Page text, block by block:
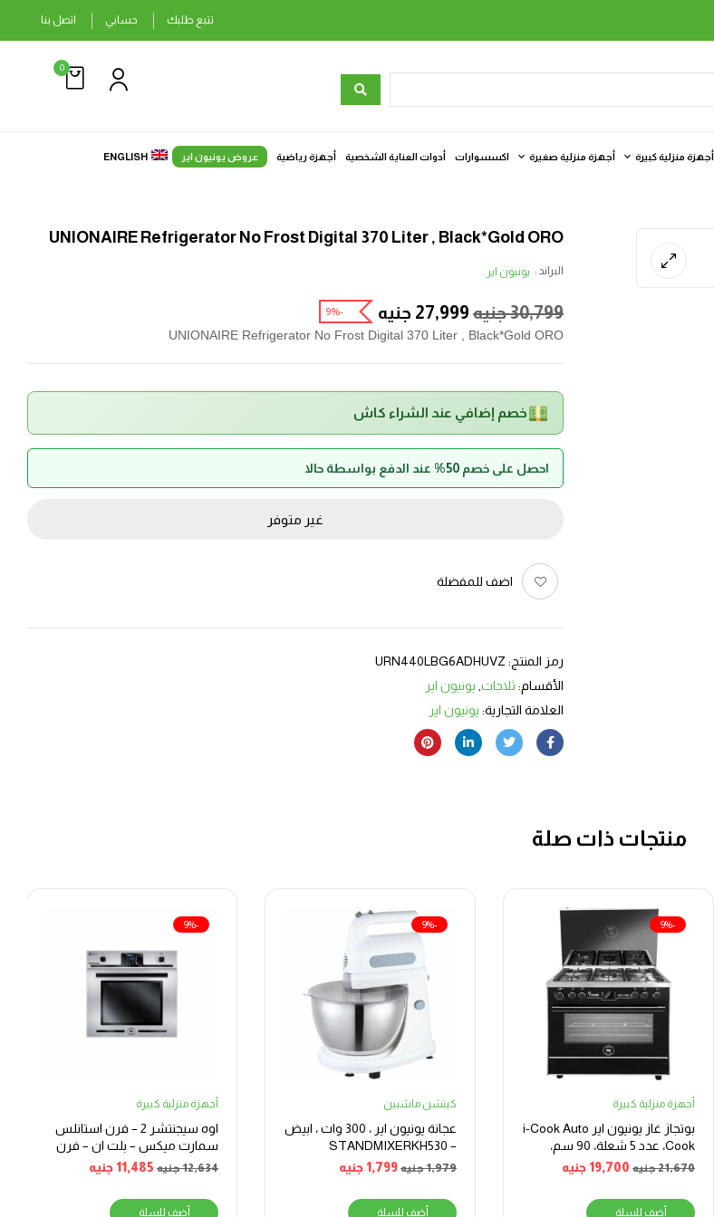
تتبع طلبك حسابي اتصل بنا
0
أجهزة منزلية كبيرة أجهزة منزلية صغيرة اكسسوارات أدوات العناية الشخصية أجهزة رياضية عروض يونيون اير ENGLISH
UNIONAIRE Refrigerator No Frost Digital 370 Liter , Black*Gold ORO
البراند : يونيون اير
30,799جنيه 27,999 جنيه -9%
UNIONAIRE Refrigerator No Frost Digital 370 Liter , Black*Gold ORO
خصم إضافي عند الشراء كاش
احصل على خصم 50% عند الدفع بواسطة حالا
غير متوفر
اضف للمفضلة
رمز المنتج: URN440LBG6ADHUVZ
الأقسام: ثلاجات يونيون اير
العلامة التجارية: يونيون اير
منتجات ذات صلة
-9%
أجهزة منزلية كبيرة
بوتجاز غاز يونيون اير i-Cook Auto
Cook، عدد 5 شعلة، 90 سم،
ستانلس ستيل
21,670جنيه 19,700جنيه
أضف للسلة
-9%
كيتشن ماشيين
عجانة يونيون اير ، 300 وات ، ابيض
– STANDMIXERKH530
1,979جنيه 1,799جنيه
أضف للسلة
-9%
أجهزة منزلية كبيرة
اوه سيجنتشر 2 – فرن استانلس
سمارت ميكس – بلت ان – فرن
بشواية – غاز – 70 لتر –
12,634جنيه 11,485جنيه
أضف للسلة